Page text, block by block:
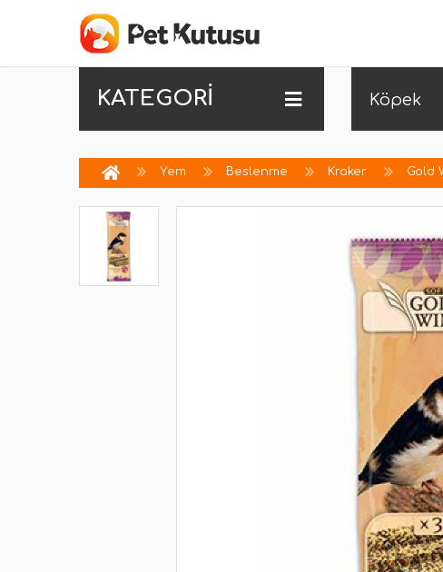
KATEGORİ Köpek
Yem Beslenme Kraker Gold